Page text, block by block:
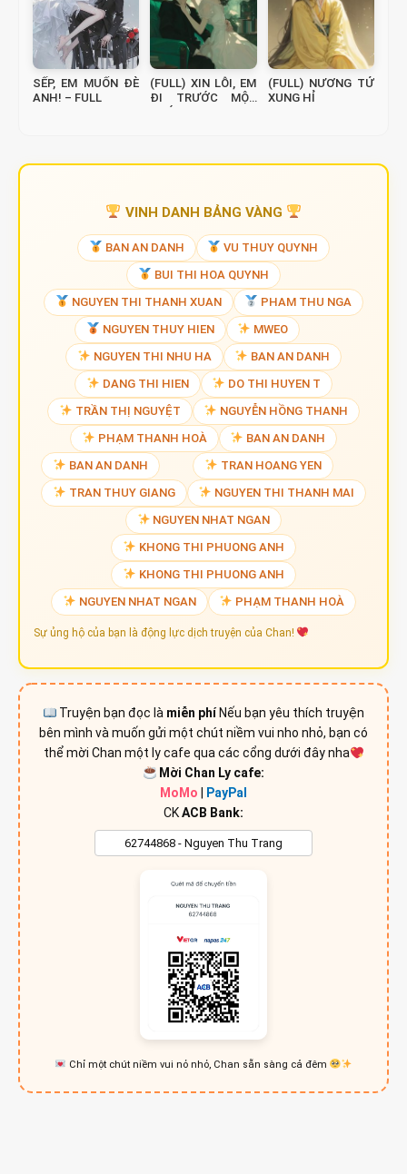
SẾP, EM MUỐN ĐÈ
ANH! – FULL
(FULL) XIN LỖI, EM
ĐI TRƯỚC MỘT
(FULL) NƯƠNG TỬ
XUNG HỈ
VINH DANH BẢNG VÀNG
BAN AN DANH
VU THUY QUYNH
BUI THI HOA QUYNH
NGUYEN THI THANH XUAN
PHAM THU NGA
NGUYEN THUY HIEN
MWEO
NGUYEN THI NHU HA
BAN AN DANH
DANG THI HIEN
DO THI HUYEN T
TRẦN THỊ NGUYỆT
NGUYỄN HỒNG THANH
PHẠM THANH HOÀ
BAN AN DANH
BAN AN DANH
TRAN HOANG YEN
TRAN THUY GIANG
NGUYEN THI THANH MAI
NGUYEN NHAT NGAN
KHONG THI PHUONG ANH
KHONG THI PHUONG ANH
NGUYEN NHAT NGAN
PHẠM THANH HOÀ
Sự ủng hộ của bạn là động lực dịch truyện của Chan!
Truyện bạn đọc là miễn phíNếu bạn yêu thích truyện
bên mình và muốn gửi một chút niềm vui nho nhỏ, bạn có
thể mời Chan một ly cafe qua các cổng dưới đây nha
Mời Chan Ly cafe:
MoMo
PayPal
CKACB Bank:
Chỉ một chút niềm vui nỏ nhỏ, Chan sẵn sàng cả đêm